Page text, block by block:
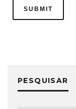
PESQUISAR